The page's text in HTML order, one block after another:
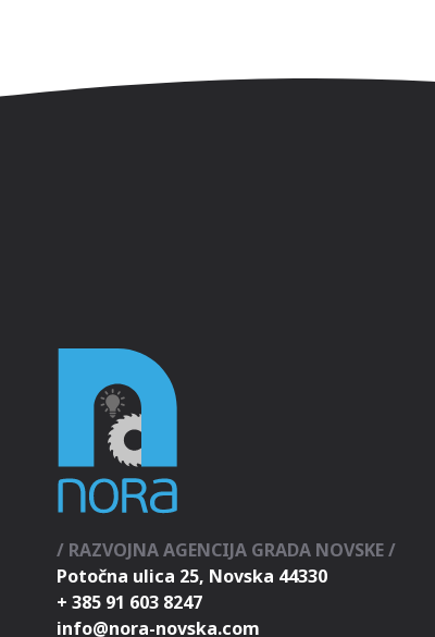
/ RAZVOJNA AGENCIJA GRADA NOVSKE /
Potočna ulica 25, Novska 44330
+ 385 91 603 8247